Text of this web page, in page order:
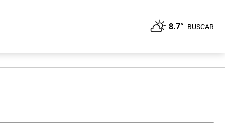
8.7° BUSCAR